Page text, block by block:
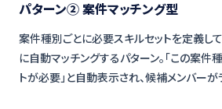
パターン② 案件マッチング型
案件種別ごとに必要スキルセットを定義し
に自動マッチングするパターン。「この案
トが必要」と自動表示され、候補メンバーが